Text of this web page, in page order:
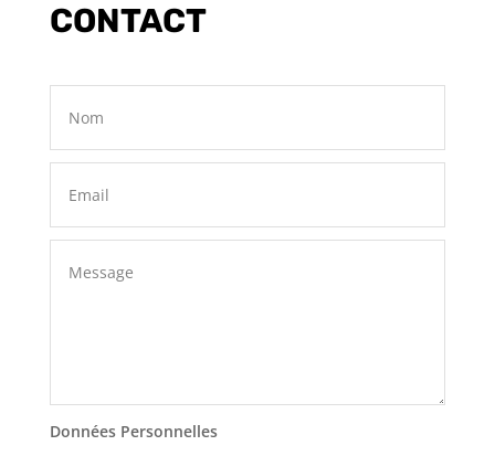
CONTACT
Données Personnelles